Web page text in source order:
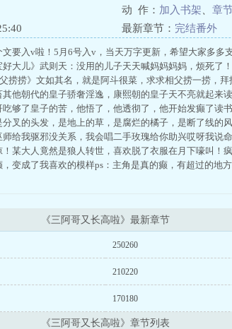
动 作： 加入书架 章
最新章节： 完结番外
要入v啦！5月6号入v，当天万字更新，希望大家多多
大儿》武则天：没用的儿子天天喊妈妈妈妈，烦死了
捞捞》文如其名，就是阿斗很菜，求求相父捞一捞，
他朝代的皇子骄奢淫逸，康熙朝的皇子天不亮就起来
够了皇子的苦，他悟了，他透彻了，他开始发癫了读
叉的头发，是地上的草，是腐烂的橘子，是断了线的
给我驱邪没关系，我会唱二手玫瑰给你助兴哎呀我说
某大人竟然是狼人转世，喜欢脱了衣服在月下嚎叫！
变成了我喜欢的模样ps：主角是真的癫，有超过的地
《三阿哥又长高啦》最新章节
250260
210220
170180
《三阿哥又长高啦》章节列表